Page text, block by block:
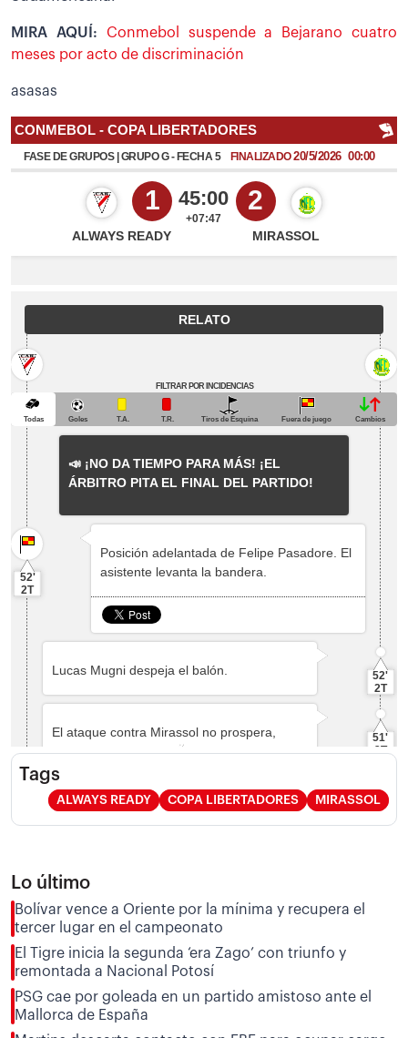
MIRA AQUÍ: Conmebol suspende a Bejarano cuatro
meses por acto de discriminación
asasas
Tags
ALWAYS READY COPA LIBERTADORES MIRASSOL
Lo último
Bolívar vence a Oriente por la mínima y recupera el
tercer lugar en el campeonato
El Tigre inicia la segunda ‘era Zago’ con triunfo y
remontada a Nacional Potosí
PSG cae por goleada en un partido amistoso ante el
Mallorca de España